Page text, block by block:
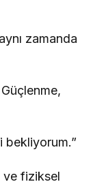
zamanda
bekliyorum.”
ve fiziksel